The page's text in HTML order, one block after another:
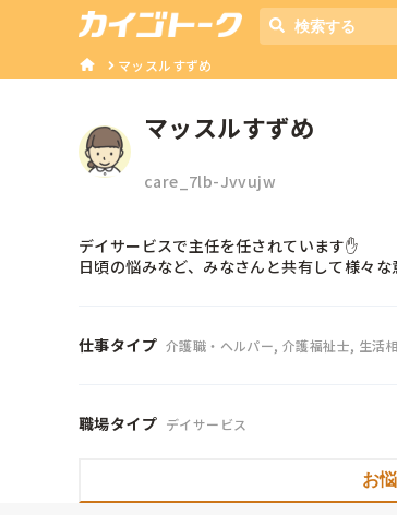
マッスルすずめ
マッスルすずめ
care_7lb-Jvvujw
デイサービスで主任を任されています✋
日頃の悩みなど、みなさんと共有して様々
仕事タイプ 介護職・ヘルパー, 介護福祉士, 生活
職場タイプ デイサービス
お